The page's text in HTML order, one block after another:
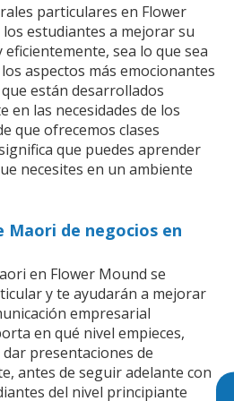
particulares en Flower
estudiantes a mejorar su
sea lo que sea
aspectos más emocionantes
están desarrollados
en las necesidades de los
que ofrecemos clases
que puedes aprender
necesites en un ambiente
Maori de negocios en
en Flower Mound se
y te ayudarán a mejorar
empresarial
en qué nivel empieces,
presentaciones de
antes de seguir adelante con
del nivel principiante